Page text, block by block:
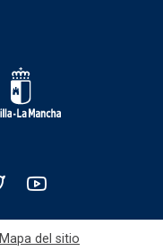
Mapa del sitio